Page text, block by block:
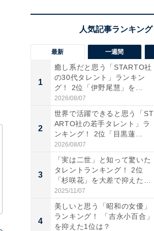
最新 一週間
1
癒し系だと思う「STARTO社
の30代タレント」ランキン
グ！ 2位「伊野尾慧」を...
2026/08/07
2
世界で活躍できると思う「ST
ARTO社の若手タレント」ラ
ンキング！ 2位「目黒蓮...
2026/08/07
3
「実は二世」と知って驚いた
タレントランキング！ 2位
「杉咲花」を大差で抑えた1
位...
2025/11/07
4
美しいと思う「昭和の女優」
ランキング！ 「吉永小百合」
を抑えた1位は？